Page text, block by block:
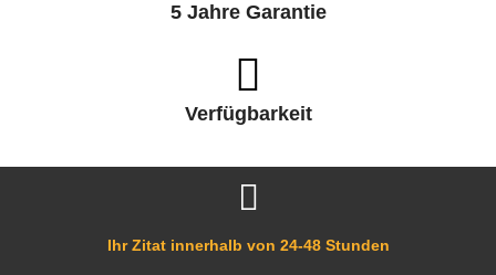
5 Jahre Garantie
Verfügbarkeit
Ihr Zitat innerhalb von 24-48 Stunden